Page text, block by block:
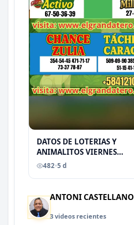
DATOS DE LOTERIAS Y
ANIMALITOS VIERNES
31/07/2026
482•5 d
ANTONI CASTELLANO
3 videos recientes